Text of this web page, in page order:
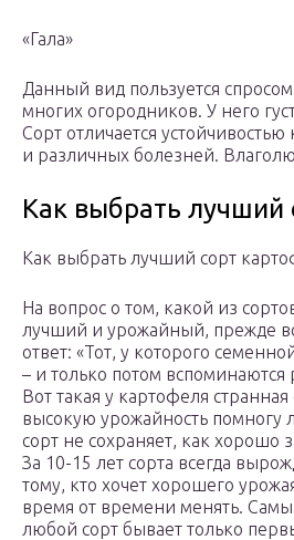
«Гала»
Данный вид пользуется
многих огородников. У него
Сорт отличается устойчивостью
и различных болезней.
Как выбрать лучший
Как выбрать лучший сорт
На вопрос о том, какой из
лучший и урожайный, прежде
ответ: «Тот, у которого
– и только потом вспоминаются
Вот такая у картофеля странная
высокую урожайность помногу
сорт не сохраняет, как хорошо
За 10-15 лет сорта всегда
тому, кто хочет хорошего
время от времени менять.
любой сорт бывает только